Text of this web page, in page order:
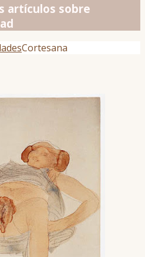
artículos sobre
Cortesana